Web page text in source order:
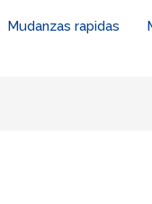
Mudanzas rapidas